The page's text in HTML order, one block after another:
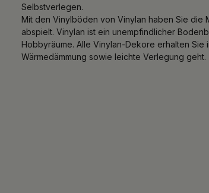
Selbstverlegen.
Mit den Vinylböden von Vinylan haben Sie die
abspielt. Vinylan ist ein unempfindlicher
Hobbyräume. Alle Vinylan-Dekore erhalten Sie
Wärmedämmung sowie leichte Verlegung geht.